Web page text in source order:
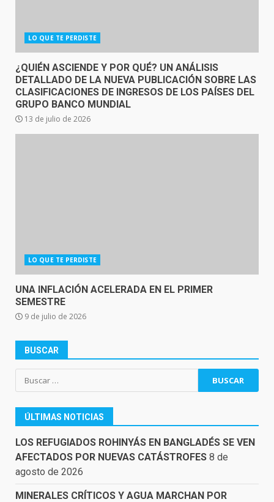
LO QUE TE PERDISTE
¿QUIÉN ASCIENDE Y POR QUÉ? UN ANÁLISIS
DETALLADO DE LA NUEVA PUBLICACIÓN SOBRE LAS
CLASIFICACIONES DE INGRESOS DE LOS PAÍSES DEL
GRUPO BANCO MUNDIAL
13 de julio de 2026
LO QUE TE PERDISTE
UNA INFLACIÓN ACELERADA EN EL PRIMER
SEMESTRE
9 de julio de 2026
BUSCAR
Buscar:
ÚLTIMAS NOTICIAS
LOS REFUGIADOS ROHINYÁS EN BANGLADÉS SE VEN
AFECTADOS POR NUEVAS CATÁSTROFES 8 de
agosto de 2026
MINERALES CRÍTICOS Y AGUA MARCHAN POR